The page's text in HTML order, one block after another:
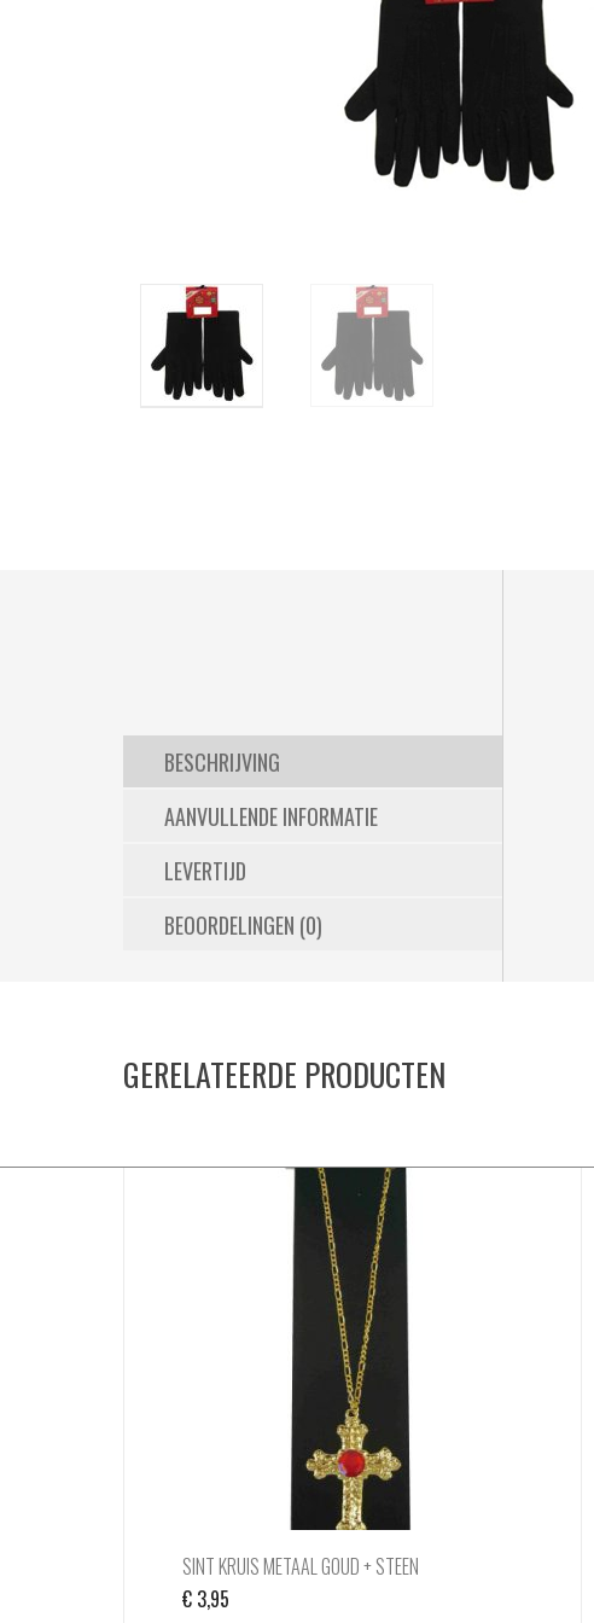
BESCHRIJVING
AANVULLENDE INFORMATIE
LEVERTIJD
BEOORDELINGEN (0)
GERELATEERDE PRODUCTEN
SINT KRUIS METAAL GOUD + STEEN
€ 3,95